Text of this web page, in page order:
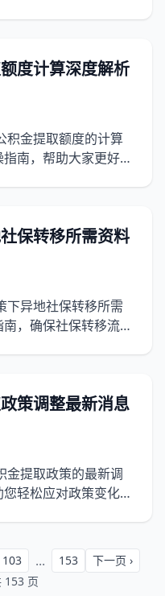
度计算深度解析
积金提取额度的计算
南，帮助大家更好地
保转移所需资料
下异地社保转移所需
，确保社保转移流程
策调整最新消息
金提取政策的最新调
轻松应对政策变化，
103 ... 153
下一页 ›
153 页